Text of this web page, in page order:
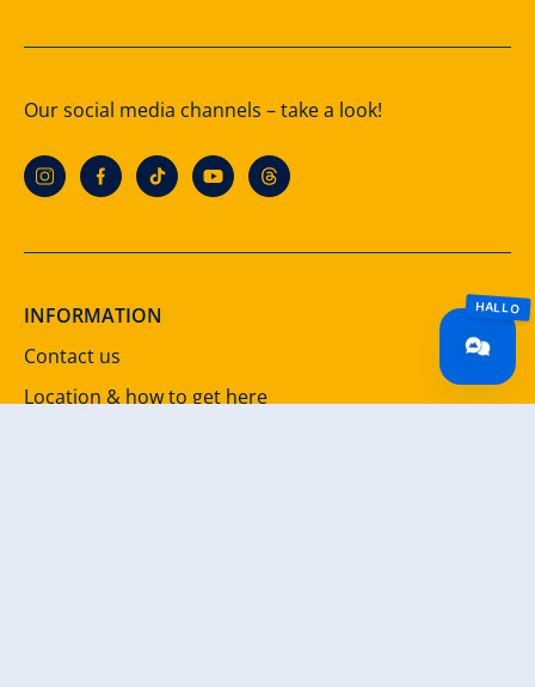
Our social media channels – take a look!
INFORMATION
Contact us
Location & how to get here